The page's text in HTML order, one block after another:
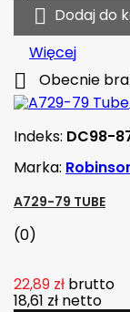
 Dodaj do
Więcej
 Obecnie
Indeks: DC98-
Marka:
A729-79 TUBE
(0)
22,89 zł brutto
18,61 zł netto